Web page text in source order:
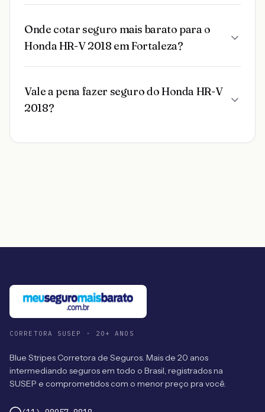
Onde cotar seguro mais barato para o
Honda HR-V 2018 em Fortaleza?
Vale a pena fazer seguro do Honda HR-V
2018?
CORRETORA SUSEP · 20+ ANOS
Blue Stripes Corretora de Seguros. Mais de 20 anos
intermediando seguros em todo o Brasil, registrados na
SUSEP e comprometidos com o menor preço pra você.